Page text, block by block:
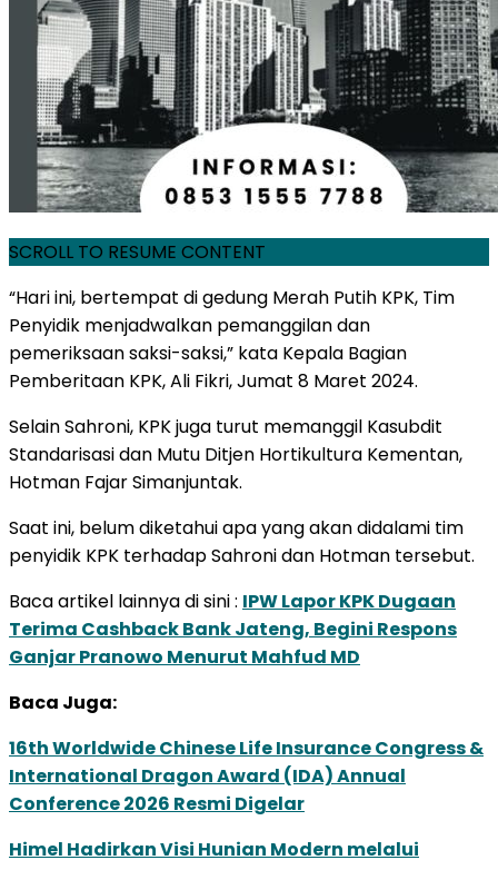
SCROLL TO RESUME CONTENT
“Hari ini, bertempat di gedung Merah Putih KPK, Tim
Penyidik menjadwalkan pemanggilan dan
pemeriksaan saksi-saksi,” kata Kepala Bagian
Pemberitaan KPK, Ali Fikri, Jumat 8 Maret 2024.
Selain Sahroni, KPK juga turut memanggil Kasubdit
Standarisasi dan Mutu Ditjen Hortikultura Kementan,
Hotman Fajar Simanjuntak.
Saat ini, belum diketahui apa yang akan didalami tim
penyidik KPK terhadap Sahroni dan Hotman tersebut.
Baca artikel lainnya di sini : IPW Lapor KPK Dugaan
Terima Cashback Bank Jateng, Begini Respons
Ganjar Pranowo Menurut Mahfud MD
Baca Juga:
16th Worldwide Chinese Life Insurance Congress &
International Dragon Award (IDA) Annual
Conference 2026 Resmi Digelar
Himel Hadirkan Visi Hunian Modern melalui